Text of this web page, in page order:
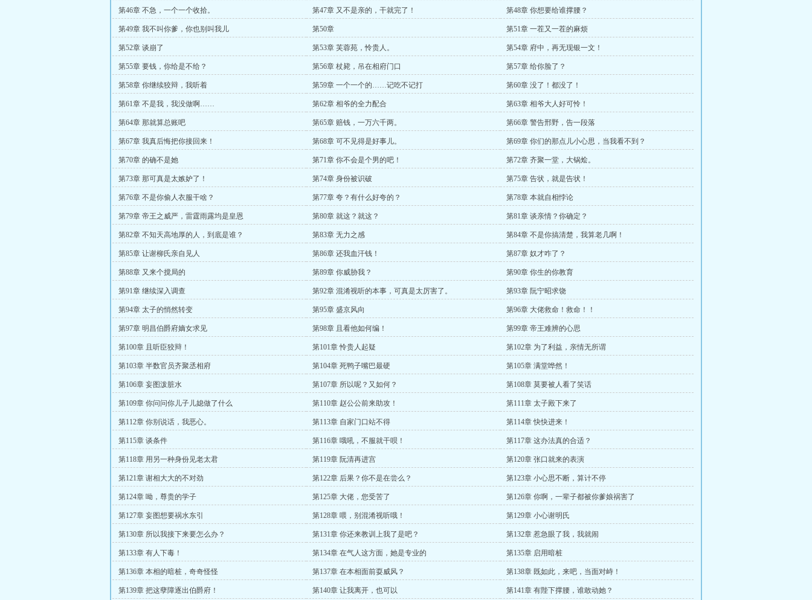
第46章 不急，一个一个收拾。 第47章 又不是亲的，干就完了！ 第48章 你想要给谁撑腰？
第49章 我不叫你爹，你也别叫我儿 第50章 第51章 一茬又一茬的麻烦
第52章 谈崩了 第53章 芙蓉苑，怜贵人。 第54章 府中，再无现银一文！
第55章 要钱，你给是不给？ 第56章 杖毙，吊在相府门口 第57章 给你脸了？
第58章 你继续狡辩，我听着 第59章 一个一个的……记吃不记打 第60章 没了！都没了！
第61章 不是我，我没做啊…… 第62章 相爷的全力配合 第63章 相爷大人好可怜！
第64章 那就算总账吧 第65章 赔钱，一万六千两。 第66章 警告邢野，告一段落
第67章 我真后悔把你接回来！ 第68章 可不见得是好事儿。 第69章 你们的那点儿小心思，当我看不到？
第70章 的确不是她 第71章 你不会是个男的吧！ 第72章 齐聚一堂，大锅烩。
第73章 那可真是太嫉妒了！ 第74章 身份被识破 第75章 告状，就是告状！
第76章 不是你偷人衣服干啥？ 第77章 夸？有什么好夸的？ 第78章 本就自相悖论
第79章 帝王之威严，雷霆雨露均是皇恩 第80章 就这？就这？ 第81章 谈亲情？你确定？
第82章 不知天高地厚的人，到底是谁？ 第83章 无力之感 第84章 不是你搞清楚，我算老几啊！
第85章 让谢柳氏亲自见人 第86章 还我血汗钱！ 第87章 奴才咋了？
第88章 又来个搅局的 第89章 你威胁我？ 第90章 你生的你教育
第91章 继续深入调查 第92章 混淆视听的本事，可真是太厉害了。 第93章 阮宁昭求饶
第94章 太子的悄然转变 第95章 盛京风向 第96章 大佬救命！救命！！
第97章 明昌伯爵府嫡女求见 第98章 且看他如何编！ 第99章 帝王难辨的心思
第100章 且听臣狡辩！ 第101章 怜贵人起疑 第102章 为了利益，亲情无所谓
第103章 半数官员齐聚丞相府 第104章 死鸭子嘴巴最硬 第105章 满堂哗然！
第106章 妄图泼脏水 第107章 所以呢？又如何？ 第108章 莫要被人看了笑话
第109章 你问问你儿子儿媳做了什么 第110章 赵公公前来助攻！ 第111章 太子殿下来了
第112章 你别说话，我恶心。 第113章 自家门口站不得 第114章 快快进来！
第115章 谈条件 第116章 哦吼，不服就干呗！ 第117章 这办法真的合适？
第118章 用另一种身份见老太君 第119章 阮清再进宫 第120章 张口就来的表演
第121章 谢相大大的不对劲 第122章 后果？你不是在尝么？ 第123章 小心思不断，算计不停
第124章 呦，尊贵的学子 第125章 大佬，您受苦了 第126章 你啊，一辈子都被你爹娘祸害了
第127章 妄图想要祸水东引 第128章 喂，别混淆视听哦！ 第129章 小心谢明氏
第130章 所以我接下来要怎么办？ 第131章 你还来教训上我了是吧？ 第132章 惹急眼了我，我就闹
第133章 有人下毒！ 第134章 在气人这方面，她是专业的 第135章 启用暗桩
第136章 本相的暗桩，奇奇怪怪 第137章 在本相面前耍威风？ 第138章 既如此，来吧，当面对峙！
第139章 把这孽障逐出伯爵府！ 第140章 让我离开，也可以 第141章 有陛下撑腰，谁敢动她？